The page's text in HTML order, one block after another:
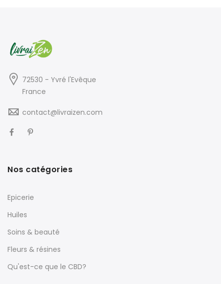
72530 - Yvré l'Evêque
France
contact@livraizen.com
Nos catégories
Epicerie
Huiles
Soins & beauté
Fleurs & résines
Qu'est-ce que le CBD?